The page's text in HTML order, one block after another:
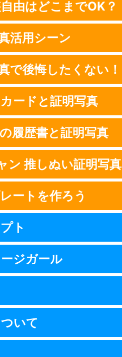
由はどこまでOK？
活用シーン
で後悔したくない！
ードと証明写真
履歴書と証明写真
ン 推しぬい証明写真
ートを作ろう
ト
ジガール
いて